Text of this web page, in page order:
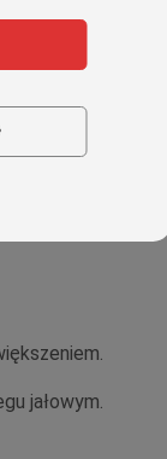
się
silnika.
a
jałowym.